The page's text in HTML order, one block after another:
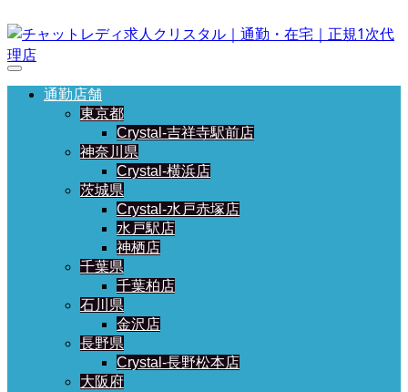
通勤店舗
東京都
Crystal-吉祥寺駅前店
神奈川県
Crystal-横浜店
茨城県
Crystal-水戸赤塚店
水戸駅店
神栖店
千葉県
千葉柏店
石川県
金沢店
長野県
Crystal-長野松本店
大阪府